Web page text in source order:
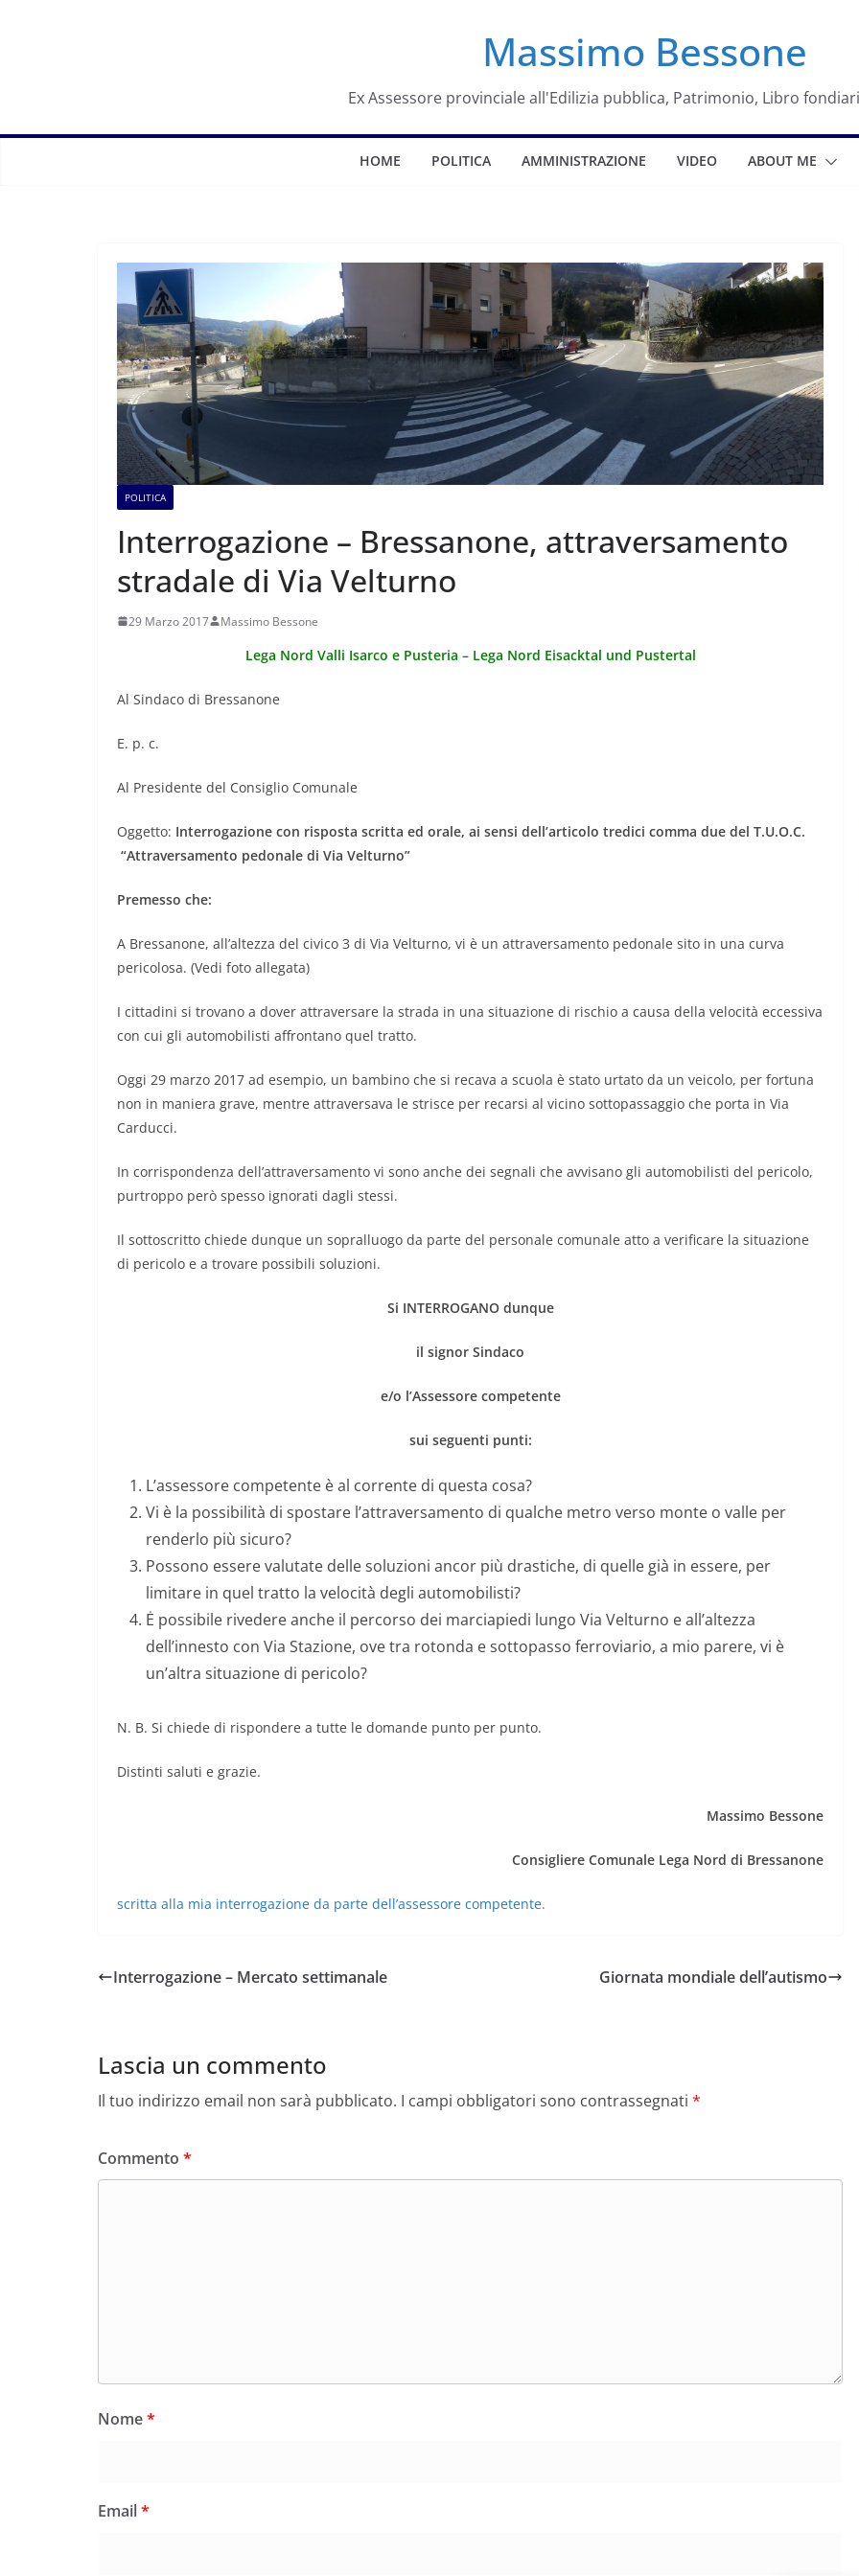
Massimo Bessone
Ex Assessore provinciale all'Edilizia pubblica, Patrimonio, Libro
HOME POLITICA AMMINISTRAZIONE VIDEO ABOUT ME
POLITICA
Interrogazione – Bressanone, attraversamento
stradale di Via Velturno
29 Marzo 2017 Massimo Bessone
Lega Nord Valli Isarco e Pusteria – Lega Nord Eisacktal und Pustertal
Al Sindaco di Bressanone
E. p. c.
Al Presidente del Consiglio Comunale
Oggetto: Interrogazione con risposta scritta ed orale, ai sensi dell’articolo tredici comma due del T.U.O.C.
“Attraversamento pedonale di Via Velturno”
Premesso che:
A Bressanone, all’altezza del civico 3 di Via Velturno, vi è un attraversamento pedonale sito in una curva
pericolosa. (Vedi foto allegata)
I cittadini si trovano a dover attraversare la strada in una situazione di rischio a causa della velocità eccessiva
con cui gli automobilisti affrontano quel tratto.
Oggi 29 marzo 2017 ad esempio, un bambino che si recava a scuola è stato urtato da un veicolo, per fortuna
non in maniera grave, mentre attraversava le strisce per recarsi al vicino sottopassaggio che porta in Via
Carducci.
In corrispondenza dell’attraversamento vi sono anche dei segnali che avvisano gli automobilisti del pericolo,
purtroppo però spesso ignorati dagli stessi.
Il sottoscritto chiede dunque un sopralluogo da parte del personale comunale atto a verificare la situazione
di pericolo e a trovare possibili soluzioni.
Si INTERROGANO dunque
il signor Sindaco
e/o l’Assessore competente
sui seguenti punti:
L’assessore competente è al corrente di questa cosa?
Vi è la possibilità di spostare l’attraversamento di qualche metro verso monte o valle per
renderlo più sicuro?
Possono essere valutate delle soluzioni ancor più drastiche, di quelle già in essere, per
limitare in quel tratto la velocità degli automobilisti?
Ė possibile rivedere anche il percorso dei marciapiedi lungo Via Velturno e all’altezza
dell’innesto con Via Stazione, ove tra rotonda e sottopasso ferroviario, a mio parere, vi è
un’altra situazione di pericolo?
N. B. Si chiede di rispondere a tutte le domande punto per punto.
Distinti saluti e grazie.
Massimo Bessone
Consigliere Comunale Lega Nord di Bressanone
scritta alla mia interrogazione da parte dell’assessore competente.
Interrogazione – Mercato settimanale Giornata mondiale dell’autismo
Lascia un commento
Il tuo indirizzo email non sarà pubblicato. I campi obbligatori sono contrassegnati *
Commento *
Nome*
Email*